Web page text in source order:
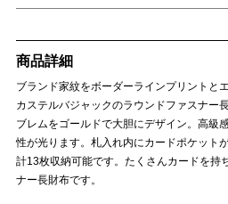
商品詳細
ブランド家紋をボーダーラインプリントと
カステルバジャックのラウンドファスナー
ブレムをゴールドで大胆にデザイン。高級
性が光ります。札入れ内にカードポケット
計13枚収納可能です。たくさんカードを持
ナー長財布です。